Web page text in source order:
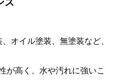
ス
オイル塗装、無塗装など、
が高く、水や汚れに強いこ